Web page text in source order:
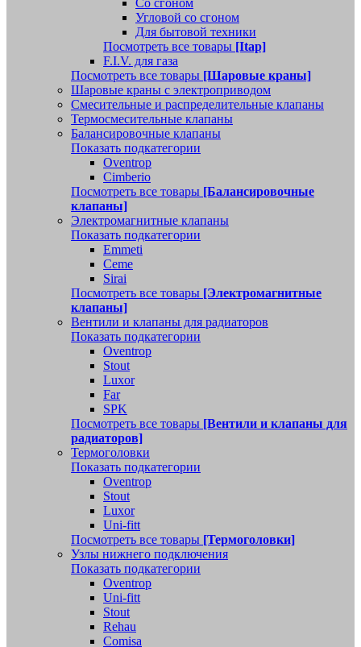
Со сгоном
Угловой со сгоном
Для бытовой техники
Посмотреть все товары [Itap]
F.I.V. для газа
Посмотреть все товары [Шаровые краны]
Шаровые краны с электроприводом
Смесительные и распределительные клапаны
Термосмесительные клапаны
Балансировочные клапаны
Показать подкатегории
Oventrop
Cimberio
Посмотреть все товары [Балансировочные
клапаны]
Электромагнитные клапаны
Показать подкатегории
Emmeti
Ceme
Sirai
Посмотреть все товары [Электромагнитные
клапаны]
Вентили и клапаны для радиаторов
Показать подкатегории
Oventrop
Stout
Luxor
Far
SPK
Посмотреть все товары [Вентили и клапаны для
радиаторов]
Термоголовки
Показать подкатегории
Oventrop
Stout
Luxor
Uni-fitt
Посмотреть все товары [Термоголовки]
Узлы нижнего подключения
Показать подкатегории
Oventrop
Uni-fitt
Stout
Rehau
Comisa